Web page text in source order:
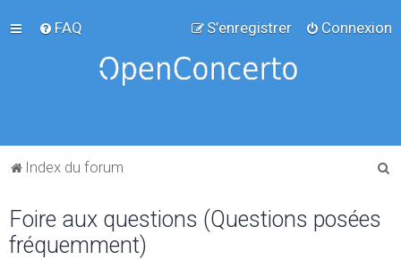
FAQ Connexion
S’enregistrer
Index du forum
Foire aux questions (Questions posées
fréquemment)